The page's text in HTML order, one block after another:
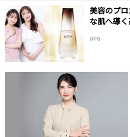
美容のプ
な肌へ導
(PR)